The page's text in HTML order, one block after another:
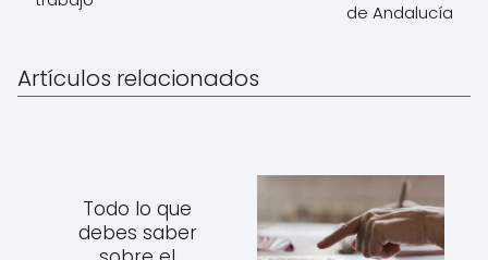
de Andalucía
Artículos relacionados
Todo lo que
debes saber